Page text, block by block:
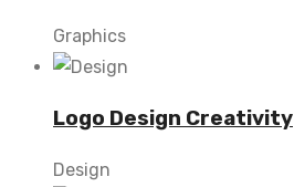
Graphics
Logo Design Creativity
Design